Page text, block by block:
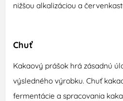
nižšou alkalizáciou a
Chuť
Kakaový prášok hrá zásadnú
výsledného výrobku. Chuť
fermentácie a spracovania